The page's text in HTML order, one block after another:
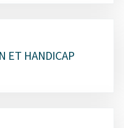
ET HANDICAP